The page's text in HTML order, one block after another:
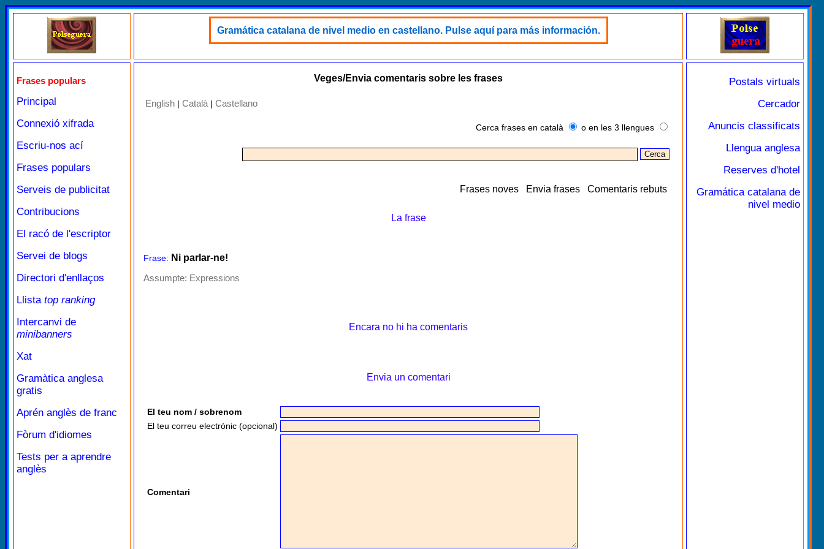
Gramática catalana de nivel medio en castellano. Pulse aquí para más información.
Frases populars
Principal
Connexió xifrada
Escriu-nos ací
Frases populars
Serveis de publicitat
Contribucions
El racó de l'escriptor
Servei de blogs
Directori d'enllaços
Llista top ranking
Intercanvi de
minibanners
Xat
Gramàtica anglesa
gratis
Aprén anglès de franc
Fòrum d'idiomes
Tests per a aprendre
anglès
Veges/Envia comentaris sobre les frases
English | Català| Castellano
Cerca frases en català o en les 3 llengues
Frases noves Envia frases Comentaris rebuts
La frase
Frase: Ni parlar-ne!
Assumpte: Expressions
Encara no hi ha comentaris
Envia un comentari
El teu nom / sobrenom
El teu correu electrònic (opcional)
Comentari
Postals virtuals
Cercador
Anuncis classificats
Llengua anglesa
Reserves d'hotel
Gramática catalana de
nivel medio